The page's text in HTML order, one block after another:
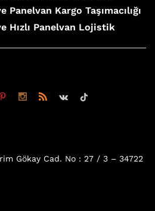
Panelvan Kargo Taşımacılığı
Hızlı Panelvan Lojistik
Gökay Cad. No : 27 / 3 – 34722